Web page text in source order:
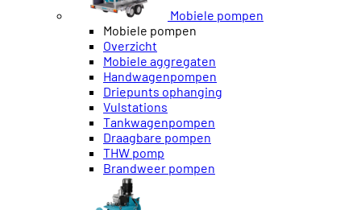
Mobiele pompen
Mobiele pompen
Overzicht
Mobiele aggregaten
Handwagenpompen
Driepunts ophanging
Vulstations
Tankwagenpompen
Draagbare pompen
THW pomp
Brandweer pompen